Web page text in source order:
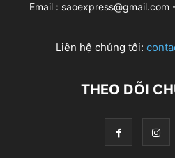
Email :
Liên hệ chúng tôi:
THEO DÕI